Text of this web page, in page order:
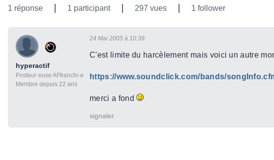
1 réponse 1 participant 297 vues 1 follower
hyperactif
Posteur·euse AFfranchi·e
Membre depuis 22 ans
24 Mai 2005 à 10:39
C'est limite du harcèlement mais voici un autre
https://www.soundclick.com/bands/
merci a fond
signaler